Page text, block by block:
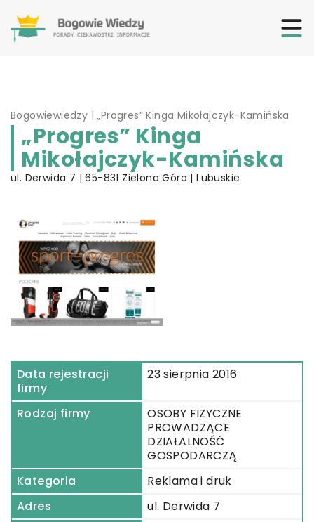
Bogowiewiedzy |„Progres” Kinga Mikołajczyk-Kamińska
„Progres” Kinga
Mikołajczyk-Kamińska
ul. Derwida 7 | 65-831 Zielona Góra | Lubuskie
Data rejestracji
firmy
23 sierpnia 2016
Rodzaj firmy
OSOBY FIZYCZNE
PROWADZĄCE
DZIAŁALNOŚĆ
GOSPODARCZĄ
Kategoria
Reklama i druk
Adres
ul. Derwida 7